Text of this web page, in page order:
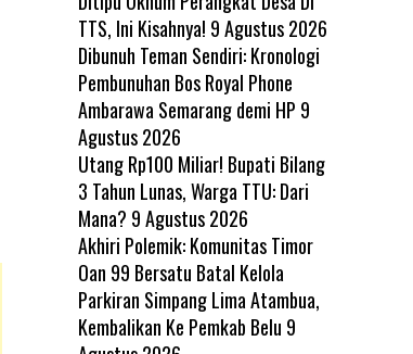
TTS, Ini Kisahnya! 9 Agustus 2026
Dibunuh Teman Sendiri: Kronologi
Pembunuhan Bos Royal Phone
Ambarawa Semarang demi HP 9
Agustus 2026
Utang Rp100 Miliar! Bupati Bilang
3 Tahun Lunas, Warga TTU: Dari
Mana? 9 Agustus 2026
Akhiri Polemik: Komunitas Timor
Oan 99 Bersatu Batal Kelola
Parkiran Simpang Lima Atambua,
Kembalikan Ke Pemkab Belu 9